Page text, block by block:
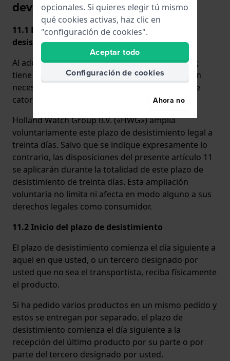
devoluciones
11.1 Derecho de desistimiento y plazo de
desistimiento
Al adquirir productos en calidad de consumidor,
tiene el derecho legal de desistir del contrato sin
necesidad de justificación alguna en un plazo de
catorce días.
Holland Watch Group B.V. («HWG») amplía
voluntariamente este plazo de desistimiento legal a
treinta días. Salvo que se indique expresamente lo
contrario, las disposiciones del presente artículo 11
se aplicarán durante la totalidad de este plazo de
desistimiento de treinta días. Esta ampliación
voluntaria no limita ni afecta en modo alguno a sus
derechos legales como consumidor.
11.2 Inicio del plazo de desistimiento
El plazo de desistimiento comienza el día siguiente a
aquel en que usted, o un tercero designado por
usted que no sea el transportista, reciba físicamente
el producto.
Si ha pedido varios productos en un mismo pedido y
estos se entregan por separado, el plazo de
desistimiento comienza el día siguiente a la
recepción del último producto por su parte o por
parte del tercero designado por usted.
opcionales. Si quieres elegir tú mismo
qué cookies activas, haz clic en
"configuración de cookies".
Aceptar todo
Configuración de cookies
Ahora no